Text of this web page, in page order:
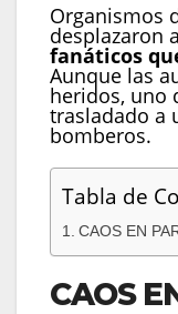
Organismos
desplazaron
fanáticos
Aunque las
heridos, uno
trasladado a
bomberos.
Tabla de
CAOS EN
CAOS